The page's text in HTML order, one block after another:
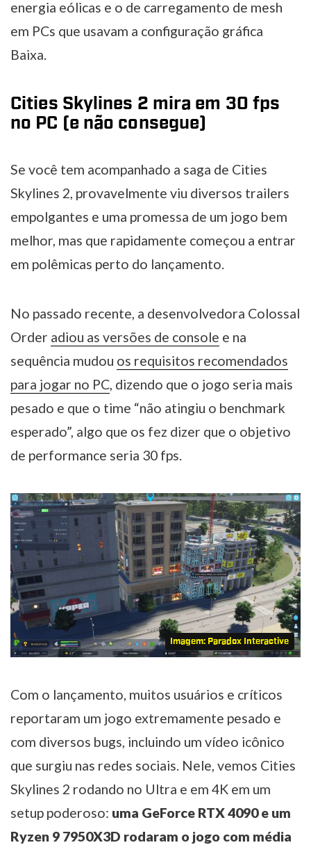
energia eólicas e o de carregamento de mesh
em PCs que usavam a configuração gráfica
Baixa.
Cities Skylines 2 mira em 30 fps
no PC (e não consegue)
Se você tem acompanhado a saga de Cities
Skylines 2, provavelmente viu diversos trailers
empolgantes e uma promessa de um jogo bem
melhor, mas que rapidamente começou a entrar
em polêmicas perto do lançamento.
No passado recente, a desenvolvedora Colossal
Order adiou as versões de console e na
sequência mudou os requisitos recomendados
para jogar no PC, dizendo que o jogo seria mais
pesado e que o time “não atingiu o benchmark
esperado”, algo que os fez dizer que o objetivo
de performance seria 30 fps.
Imagem: Paradox Interactive
Com o lançamento, muitos usuários e críticos
reportaram um jogo extremamente pesado e
com diversos bugs, incluindo um vídeo icônico
que surgiu nas redes sociais. Nele, vemos Cities
Skylines 2 rodando no Ultra e em 4K em um
setup poderoso: uma GeForce RTX 4090 e um
Ryzen 9 7950X3D rodaram o jogo com média